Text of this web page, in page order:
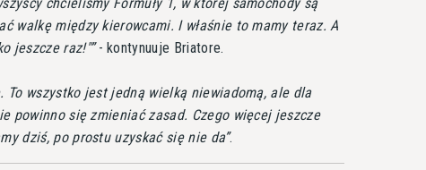
walkę między kierowcami. I właśnie to mamy teraz. A
jeszcze raz!" - kontynuuje Briatore.
To wszystko jest jedną wielką niewiadomą, ale dla
powinno się zmieniać zasad. Czego więcej jeszcze
dziś, po prostu uzyskać się nie da .